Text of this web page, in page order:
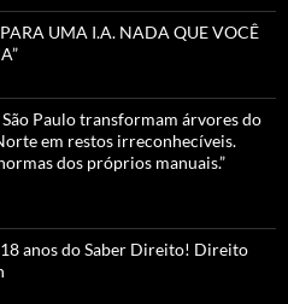
UMA I.A. NADA QUE VOCÊ
Paulo transformam árvores do
em restos irreconhecíveis.
dos próprios manuais.”
anos do Saber Direito! Direito